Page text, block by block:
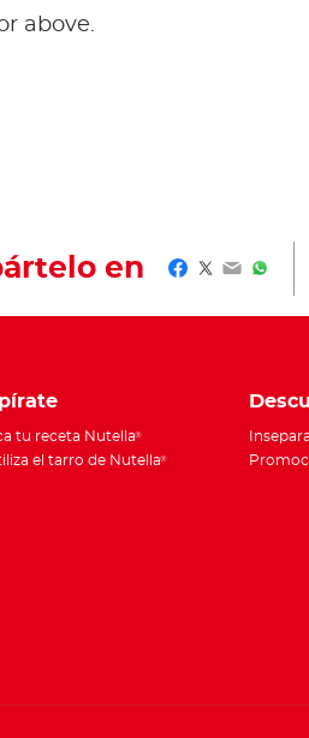
above.
en Facebook
Twitter
Email
tu receta Nutella®
el tarro de Nutella®